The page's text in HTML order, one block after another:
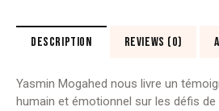
Yasmine
Mogahed
DESCRIPTION REVIEWS (0)
Yasmin Mogahed nous livre un
humain et émotionnel sur les défis